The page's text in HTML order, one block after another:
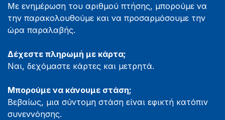
Με ενημέρωση του αριθμού πτήσης, μπορούμε να
την παρακολουθούμε και να προσαρμόσουμε την
ώρα παραλαβής.
Δέχεστε πληρωμή με κάρτα;
Ναι, δεχόμαστε κάρτες και μετρητά.
Μπορούμε να κάνουμε στάση;
Βεβαίως, μια σύντομη στάση είναι εφικτή κατόπιν
συνεννόησης.